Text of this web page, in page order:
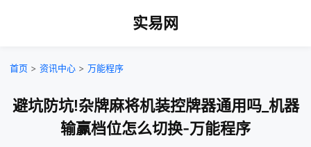
实易网
首页 > 资讯中心 > 万能程序
避坑防坑!杂牌麻将机装控牌器通用吗_机器
输赢档位怎么切换-万能程序